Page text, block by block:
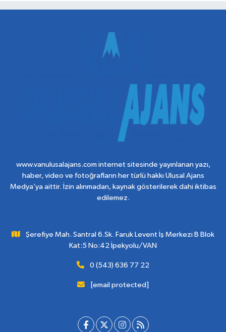
www.vanulusalajans.com internet sitesinde yayınlanan yazı,
haber, video ve fotoğrafların her türlü hakkı Ulusal Ajans
Medya’ya aittir. İzin alınmadan, kaynak gösterilerek dahi iktibas
edilemez.
Şerefiye Mah. Santral 6.Sk. Faruk Levent İş Merkezi B Blok
Kat:5 No:42 İpekyolu/VAN
0 (543) 636 77 22
[email protected]